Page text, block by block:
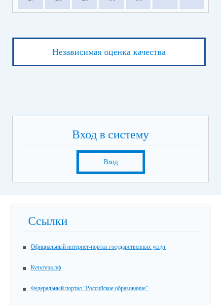
Независимая оценка качества
Вход в систему
Вход
Ссылки
Официальный интернет-портал государственных услуг
Культура.рф
Федеральный портал "Российское образование"